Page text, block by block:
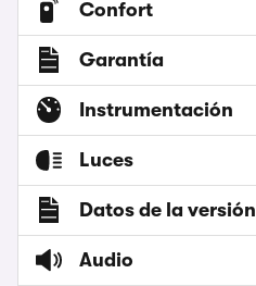
Confort
Garantía
Instrumentación
Luces
Datos de la versión
Audio